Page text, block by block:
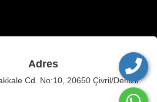
Adres
Cd. No:10, 20650 Çivril/Denizli